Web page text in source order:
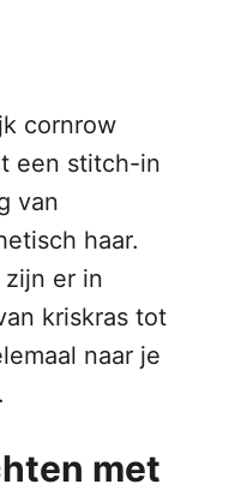
cornrow
een stitch-in
van
haar.
er in
kriskras tot
naar je
met